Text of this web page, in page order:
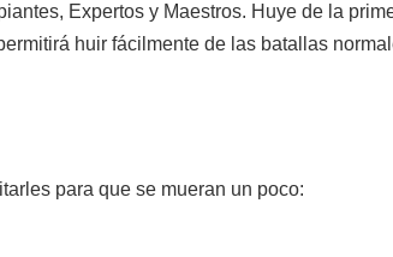
Expertos y Maestros. Huye de la
huir fácilmente de las batallas
para que se mueran un poco: